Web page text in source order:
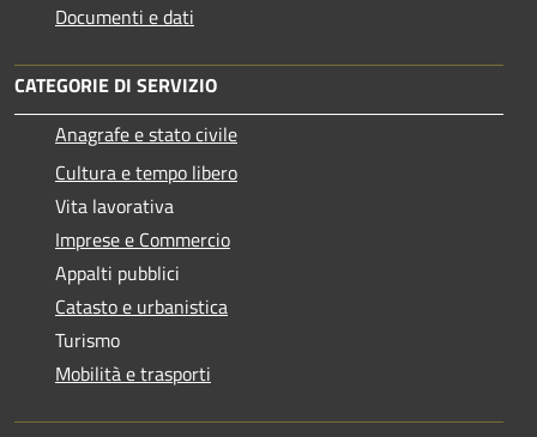
Documenti e dati
CATEGORIE DI SERVIZIO
Anagrafe e stato civile
Cultura e tempo libero
Vita lavorativa
Imprese e Commercio
Appalti pubblici
Catasto e urbanistica
Turismo
Mobilità e trasporti